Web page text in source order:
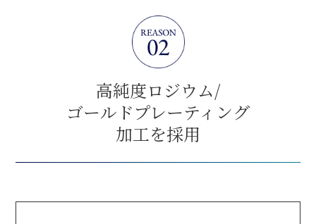
高純度ロジウム/
ゴールドプレーティング
加工を採用